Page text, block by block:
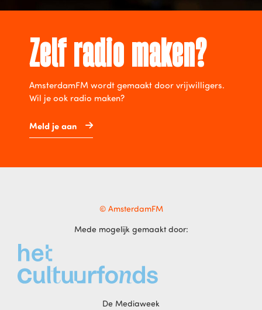
Zelf radio maken?
AmsterdamFM wordt gemaakt door vrijwilligers.
Wil je ook radio maken?
Meld je aan
© AmsterdamFM
Mede mogelijk gemaakt door:
De Mediaweek